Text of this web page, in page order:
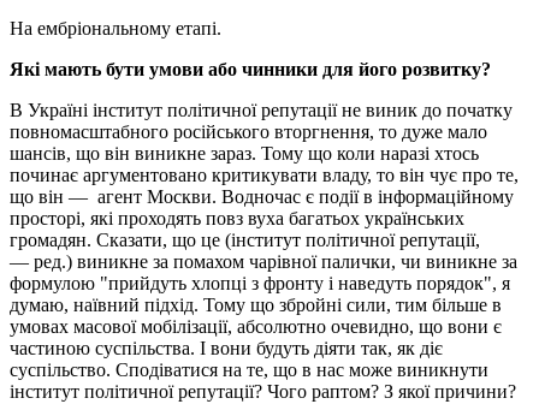
На ембріональному етапі.
Які мають бути умови або чинники для його розвитку?
В Україні інститут політичної репутації не виник до початку
повномасштабного російського вторгнення, то дуже мало
шансів, що він виникне зараз. Тому що коли наразі хтось
починає аргументовано критикувати владу, то він чує про те,
що він — агент Москви. Водночас є події в інформаційному
просторі, які проходять повз вуха багатьох українських
громадян. Сказати, що це (інститут політичної репутації,
— ред.) виникне за помахом чарівної палички, чи виникне за
формулою "прийдуть хлопці з фронту і наведуть порядок", я
думаю, наївний підхід. Тому що збройні сили, тим більше в
умовах масової мобілізації, абсолютно очевидно, що вони є
частиною суспільства. І вони будуть діяти так, як діє
суспільство. Сподіватися на те, що в нас може виникнути
інститут політичної репутації? Чого раптом? З якої причини?